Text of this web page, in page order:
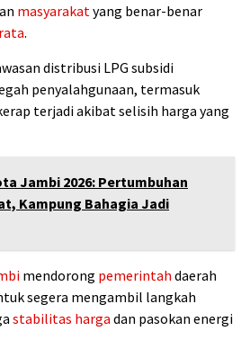
masyarakatyang benar-benar
.
distribusi LPG subsidi
penyalahgunaan, termasuk
terjadi akibat selisih harga yang
Jambi 2026: Pertumbuhan
Kampung Bahagia Jadi
mendorong pemerintah daerah
segera mengambil langkah
stabilitas harga dan pasokan energi